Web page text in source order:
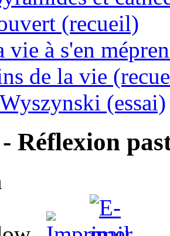
(recueil)
vie à s'en
de la vie
(essai)
- Réflexion